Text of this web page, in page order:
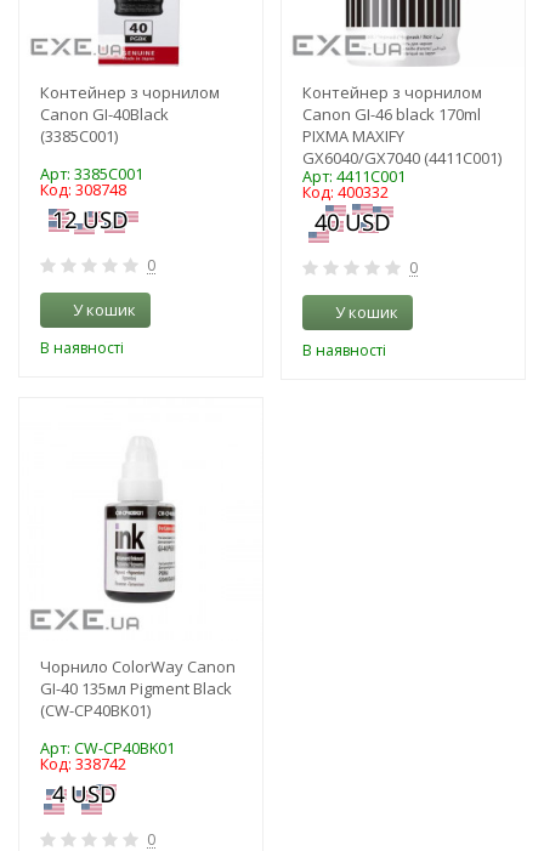
Контейнер з чорнилом
Canon GI-40Black
(3385C001)
Арт: 3385C001
Код: 308748
0
У кошик
В наявності
Контейнер з чорнилом
Canon GI-46 black 170ml
PIXMA MAXIFY
GX6040/GX7040 (4411C001)
Арт: 4411C001
Код: 400332
0
У кошик
В наявності
Чорнило ColorWay Canon
GI-40 135мл Pigment Black
(CW-CP40BK01)
Арт: CW-CP40BK01
Код: 338742
0